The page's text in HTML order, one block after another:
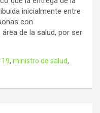
inicialmente entre
con
de la salud, por ser
19, ministro de salud,